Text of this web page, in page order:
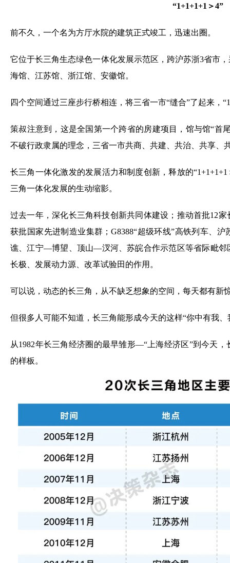
“1+1+1+1＞4”
前不久，一个名为方厅水院的建筑正式竣工，迅速出圈。
它位于长三角生态绿色一体化发展示范区，跨沪苏浙3省市
海馆、江苏馆、浙江馆、安徽馆。
四个空间通过三座步行桥相连，将三省一市“缝合”了起来，
策叔注意到，这是全国第一个跨省的房建项目，馆与馆“首
不破行政隶属的理念，三省一市共商、共建、共治、共享、
长三角一体化激发的发展活力和制度创新，释放的
三角一体化发展的生动缩影。
过去一年，深化长三角科技创新共同体建设；推动首批12
获批国家先进制造业集群；G8388“超级环线”高铁列车、
谯、江宁—博望、顶山—汊河、苏皖合作示范区等省际毗
长极、发展动力源、改革试验田的作用。
可以说，动态的长三角，从不缺乏想象的空间，每天都有新
但很多人可能不知道，长三角能形成今天的这样“你中有我
从1982年长三角经济圈的最早雏形—“上海经济区”到今天
的样板。